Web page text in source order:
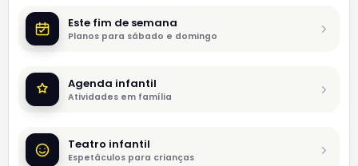
Este fim de semana
Planos para sábado e domingo
Agenda infantil
Atividades em família
Teatro infantil
Espetáculos para crianças